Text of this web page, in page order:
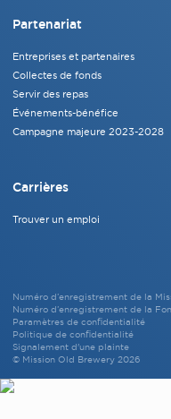
Partenariat
Entreprises et partenaires
Collectes de fonds
Servir des repas
Événements-bénéfice
Campagne majeure 2023-2028
Carrières
Trouver un emploi
Numéro d’enregistrement de la
Numéro d’enregistrement de la
Paramètres de confidentialité
Politique de confidentialité
Signalement d'une plainte
© Mission Old Brewery 2026